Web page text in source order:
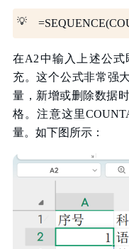
💡
在A2中输入上述公
充。这个公式非常强
量，新增或删除数据
格。注意这里
量。如下图所示：